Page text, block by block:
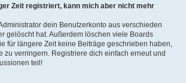
Zeit registriert, kann mich aber nicht mehr
dein Benutzerkonto aus verschieden
gelöscht hat. Außerdem löschen viele Boards
für längere Zeit keine Beiträge geschrieben haben,
zu verringern. Registriere dich einfach erneut und
teil!